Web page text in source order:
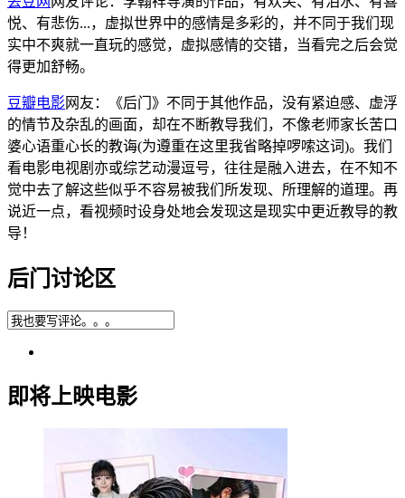
悦、有悲伤...，虚拟世界中的感情是多彩的，并不同于我们现
实中不爽就一直玩的感觉，虚拟感情的交错，当看完之后会觉
得更加舒畅。
豆瓣电影网友：《后门》不同于其他作品，没有紧迫感、虚浮
的情节及杂乱的画面，却在不断教导我们，不像老师家长苦口
婆心语重心长的教诲(为遵重在这里我省略掉啰嗦这词)。我们
看电影电视剧亦或综艺动漫逗号，往往是融入进去，在不知不
觉中去了解这些似乎不容易被我们所发现、所理解的道理。再
说近一点，看视频时设身处地会发现这是现实中更近教导的教
导！
后门讨论区
即将上映电影